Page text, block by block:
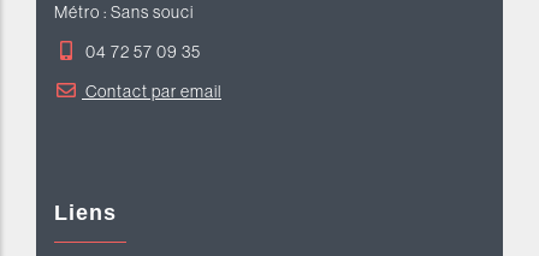
Métro : Sans souci
04 72 57 09 35
Contact par email
Liens